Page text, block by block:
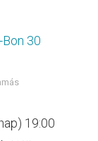
30
19:00